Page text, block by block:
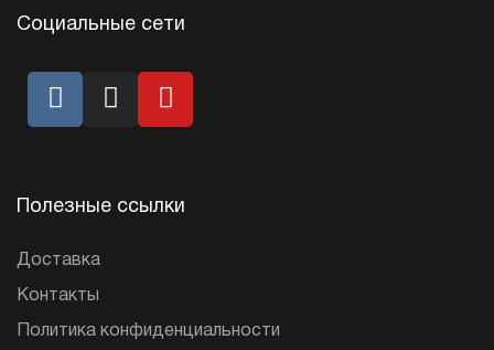
Социальные сети
Полезные ссылки
Доставка
Контакты
Политика конфиденциальности